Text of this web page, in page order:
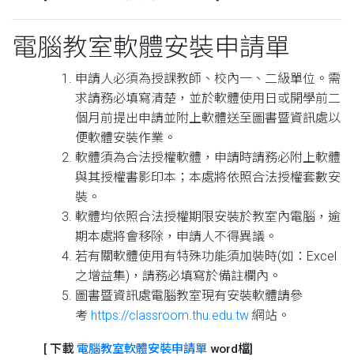
電腦教室軟體安裝申請單
申請人必須為授課教師、校內一、二級單位。需
求請務必填寫清楚，並於軟體使用日或開學前二
個月前提出申請並附上軟體送至圖書暨資訊處以
便軟體安裝作業。
軟體須為合法授權軟體，申請時請務必附上軟體
與其授權書影印本；本處將依照合法授權套數安
裝。
軟體均依照合法授權期限安裝於教室內電腦，逾
期本處將會移除，申請人不得異議。
若有關軟體使用有特殊功能須加裝時(如：Excel
之增益集)，請務必填寫於備註欄內。
圖書暨資訊處電腦教室現有安裝軟體請參
考 https://classroom.thu.edu.tw 網站。
[ 下載 電腦教室軟體安裝申請單 word檔]